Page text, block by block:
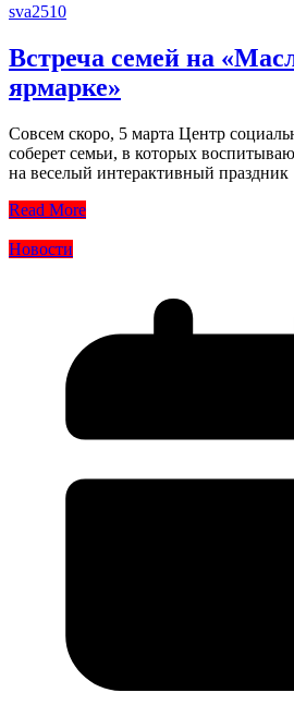
sva2510
Встреча семей на
ярмарке»
Совсем скоро, 5 марта Центр
соберет семьи, в которых
на веселый интерактивный праздник
Read More
Новости